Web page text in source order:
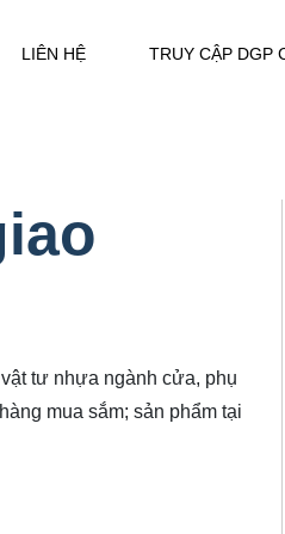
LIÊN HỆ TRUY CẬP DGP
tư nhựa ngành cửa, phụ
mua sắm; sản phẩm tại